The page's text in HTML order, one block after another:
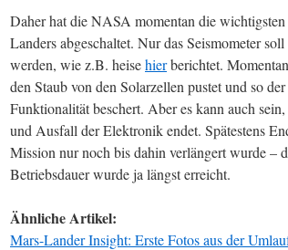
Daher hat die NASA momentan die
Landers abgeschaltet. Nur das Seismometer
werden, wie z.B. heisehierberichtet.
den Staub von den Solarzellen pustet und so
Funktionalität beschert. Aber es kann auch
und Ausfall der Elektronik endet. Spätestens
Mission nur noch bis dahin verlängert wurde –
Betriebsdauer wurde ja längst erreicht.
Ähnliche Artikel:
Mars-Lander Insight: Erste Fotos aus der